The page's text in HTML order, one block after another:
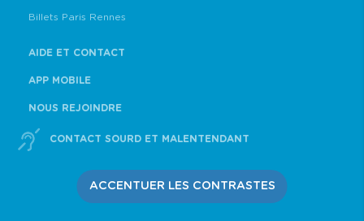
Billets Paris Rennes
AIDE ET CONTACT
APP MOBILE
NOUS REJOINDRE
CONTACT SOURD ET MALENTENDANT
ACCENTUER LES CONTRASTES